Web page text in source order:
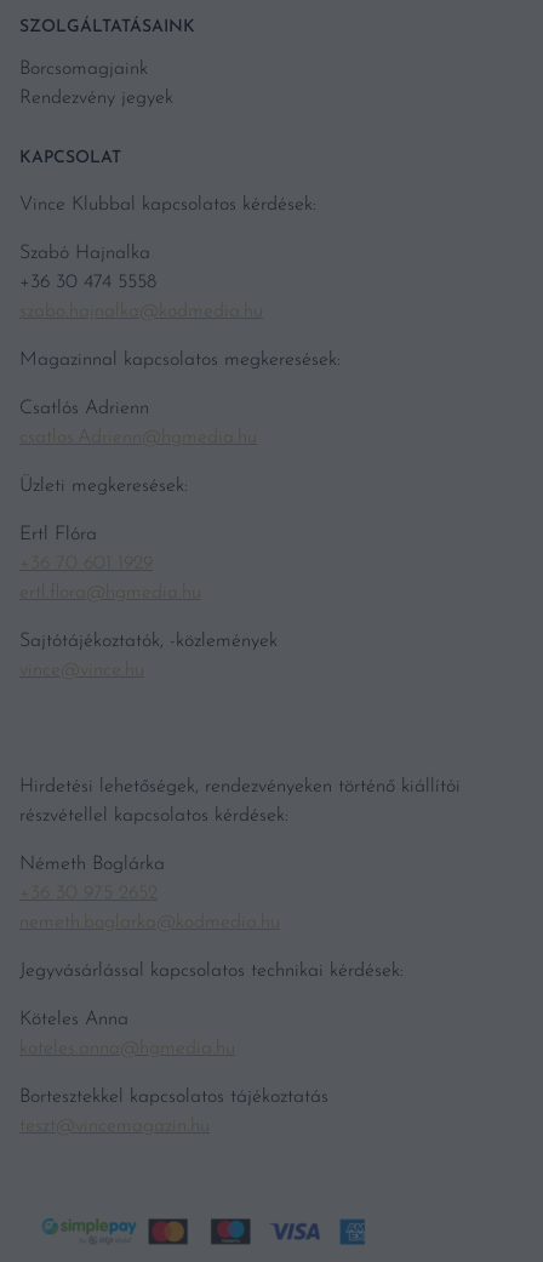
SZOLGÁLTATÁSAINK
Borcsomagjaink
Rendezvény jegyek
KAPCSOLAT
Vince Klubbal kapcsolatos kérdések:
Szabó Hajnalka
+36 30 474 5558
szabo.hajnalka@kodmedia.hu
Magazinnal kapcsolatos megkeresések:
Csatlós Adrienn
csatlos.Adrienn@hgmedia.hu
Üzleti megkeresések:
Ertl Flóra
+36 70 601 1929
ertl.flora@hgmedia.hu
Sajtótájékoztatók, -közlemények
vince@vince.hu
Hirdetési lehetőségek, rendezvényeken történő kiállítói
részvétellel kapcsolatos kérdések:
Németh Boglárka
+36 30 975 2652
nemeth.boglarka@kodmedia.hu
Jegyvásárlással kapcsolatos technikai kérdések:
Köteles Anna
koteles.anna@hgmedia.hu
Bortesztekkel kapcsolatos tájékoztatás
teszt@vincemagazin.hu